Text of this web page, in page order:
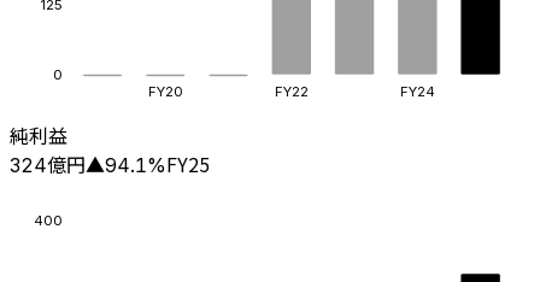
0
125
FY20 FY22 FY24
純利益
324億円▲94.1%FY25
400